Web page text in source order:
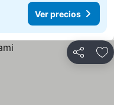
Ver precios
Compartir